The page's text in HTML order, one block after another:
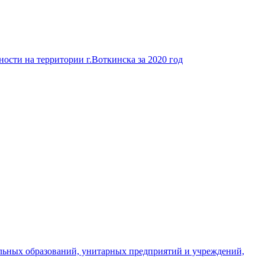
на территории г.Воткинска за 2020 год
образований, унитарных предприятий и учреждений,